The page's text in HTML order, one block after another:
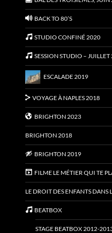
BACK TO 80’S
STUDIO CONFINÉ 2020
SESSION STUDIO –
ESCALADE 2019
VOYAGE À NAPLES 2018
BRIGHTON 2023
BRIGHTON 2018
BRIGHTON 2019
FILME LE MÉTIER QUI TE
LE DROIT DES ENFANTS DANS
BEATBOX
STAGE BEATBOX 2012-